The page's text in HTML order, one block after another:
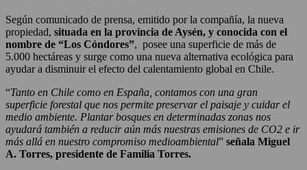
Según comunicado de prensa, emitido por la compañía, la nueva
propiedad, situada en la provincia de Aysén, y conocida con el
nombre de “Los Cóndores”, posee una superficie de más de
5.000 hectáreas y surge como una nueva alternativa ecológica para
ayudar a disminuir el efecto del calentamiento global en Chile.
“Tanto en Chile como en España, contamos con una gran
superficie forestal que nos permite preservar el paisaje y cuidar el
medio ambiente. Plantar bosques en determinadas zonas nos
ayudará también a reducir aún más nuestras emisiones de CO2 e ir
más allá en nuestro compromiso medioambiental” señala Miguel
A. Torres, presidente de Familia Torres.